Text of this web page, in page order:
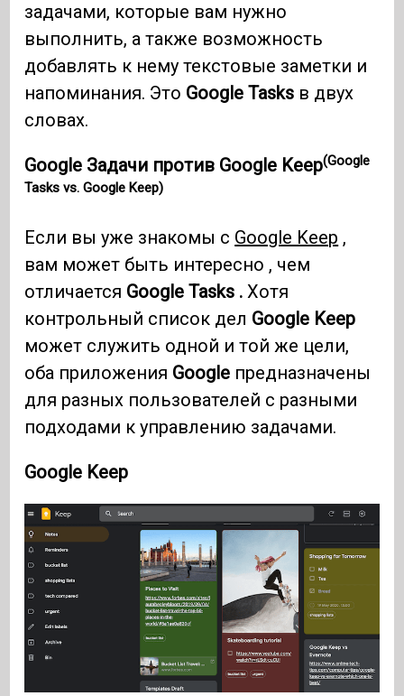
задачами, которые вам нужно
выполнить, а также возможность
добавлять к нему текстовые заметки и
напоминания. Это Google Tasks в двух
словах.
Google Задачи против Google Keep(Google
Tasks vs. Google Keep)
Если вы уже знакомы с Google Keep ,
вам может быть интересно , чем
отличается Google Tasks .Хотя
контрольный список дел Google Keep
может служить одной и той же цели,
оба приложения Google предназначены
для разных пользователей с разными
подходами к управлению задачами.
Google Keep